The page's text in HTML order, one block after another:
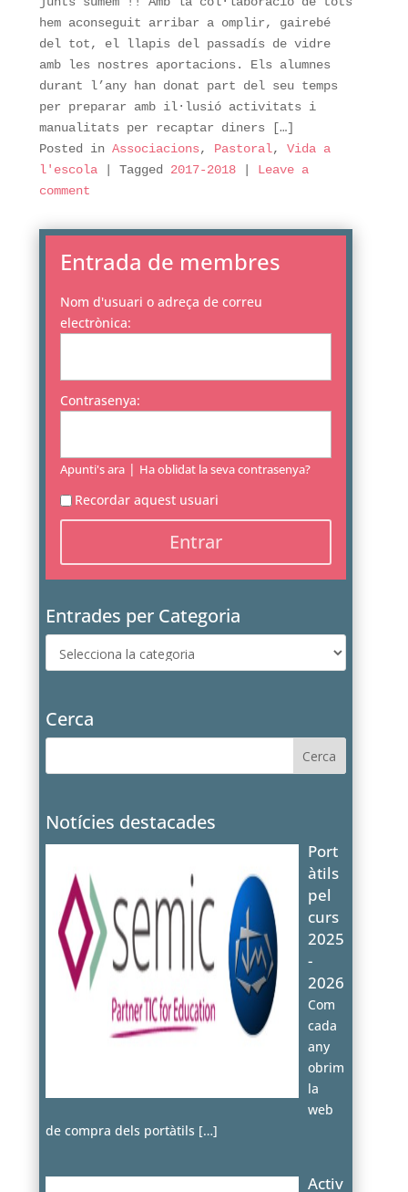
hem aconseguit arribar a omplir, gairebé
del tot, el llapis del passadís de vidre
amb les nostres aportacions. Els alumnes
durant l’any han donat part del seu temps
per preparar amb il·lusió activitats i
manualitats per recaptar diners […]
Posted in Associacions, Pastoral, Vida a
l'escola
Tagged 2017-2018
Leave a
comment
Entrada de membres
Nom d'usuari o adreça de correu
electrònica:
Contrasenya:
Apunti's ara | Ha oblidat la seva contrasenya?
Recordar aquest usuari
Entrades per Categoria
per
Cerca
Notícies destacades
Port
àtils
pel
curs
2025
-
2026
Com
cada
any
obrim
la
web
de compra dels portàtils […]
Activ